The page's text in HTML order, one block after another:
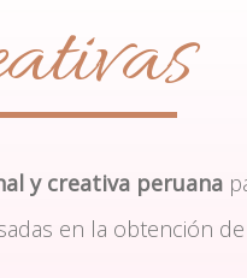
y creativa peruana
en la obtención